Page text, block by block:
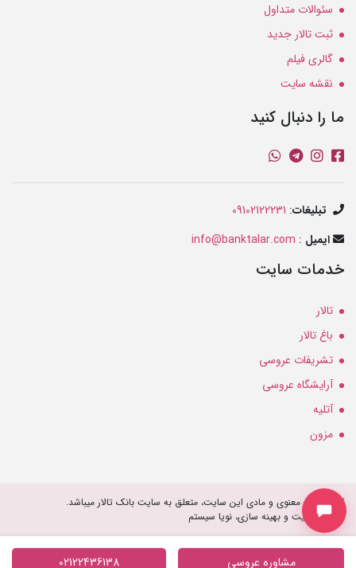
سئوالات متداول
ثبت تالار جدید
گالری فیلم
نقشه سایت
ما را دنبال کنید
تبلیغات:
09102122231
ایمیل :
info@banktalar.com
خدمات سایت
تالار
باغ تالار
تشریفات عروسی
آرایشگاه عروسی
آتلیه
مزون
کلیه حقوق معنوی و مادی این سایت، متعلق به سایت بانک تالار میباشد.
طراحی سایت و بهینه سازی، نویا سیستم
مشاوره عروسی 02122436138